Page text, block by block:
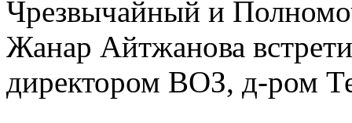
Чрезвычайный и
Жанар Айтжанова
директором ВОЗ, д-ром